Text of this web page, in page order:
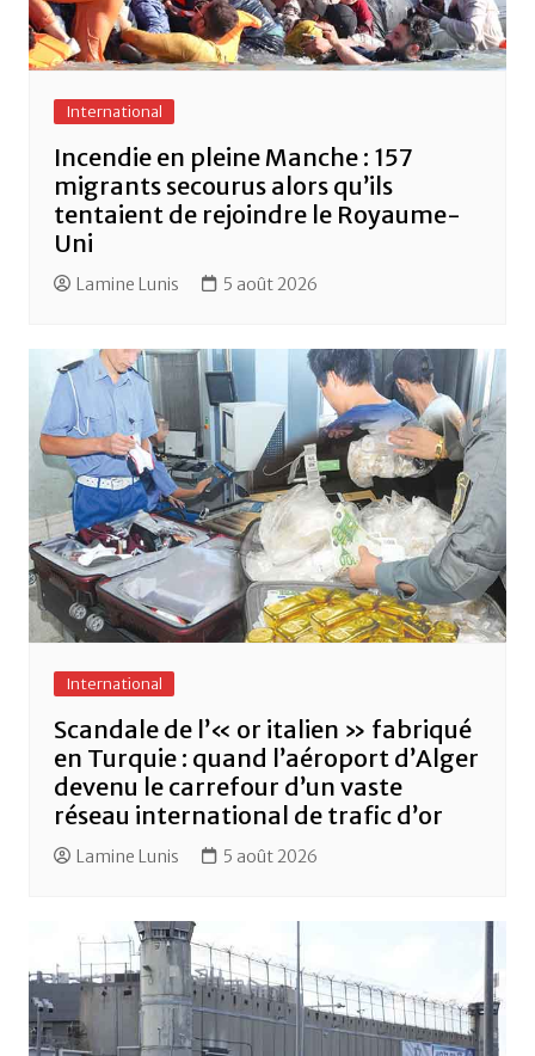
International
Incendie en pleine Manche : 157
migrants secourus alors qu’ils
tentaient de rejoindre le Royaume-
Uni
Lamine Lunis 5 août 2026
International
Scandale de l’« or italien » fabriqué
en Turquie : quand l’aéroport d’Alger
devenu le carrefour d’un vaste
réseau international de trafic d’or
Lamine Lunis 5 août 2026